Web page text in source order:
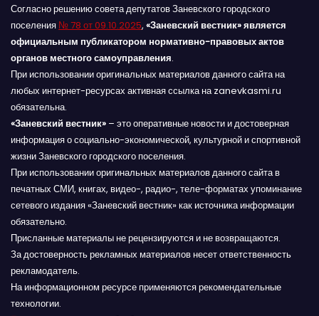
Согласно решению совета депутатов Заневского городского
поселения № 78 от 09.10.2025, «Заневский вестник» является
официальным публикатором нормативно-правовых актов
органов местного самоуправления.
При использовании оригинальных материалов данного сайта на
любых интернет-ресурсах активная ссылка на zanevkasmi.ru
обязательна.
«Заневский вестник» – это оперативные новости и достоверная
информация о социально-экономической, культурной и спортивной
жизни Заневского городского поселения.
При использовании оригинальных материалов данного сайта в
печатных СМИ, книгах, видео-, радио-, теле-форматах упоминание
сетевого издания «Заневский вестник» как источника информации
обязательно.
Присланные материалы не рецензируются и не возвращаются.
За достоверность рекламных материалов несет ответственность
рекламодатель.
На информационном ресурсе применяются рекомендательные
технологии.